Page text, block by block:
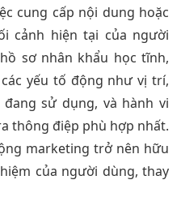
cung cấp nội dung hoặc
cảnh hiện tại của người
sơ nhân khẩu học tĩnh,
yếu tố động như vị trí,
sử dụng, và hành vi
thông điệp phù hợp nhất.
marketing trở nên hữu
của người dùng, thay